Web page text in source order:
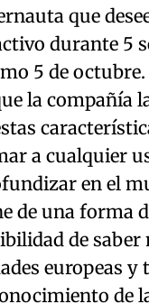
que
durante 5
5 de octubre.
la compañía
a cualquier
en el
de una forma
de saber
europeas y
de